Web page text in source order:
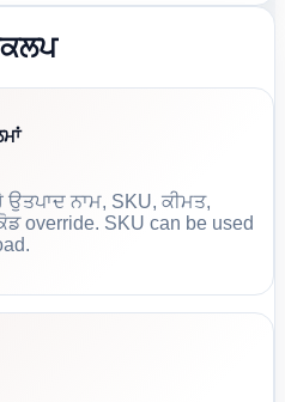
ਨਾਮ, SKU, ਕੀਮਤ,
override. SKU can be used